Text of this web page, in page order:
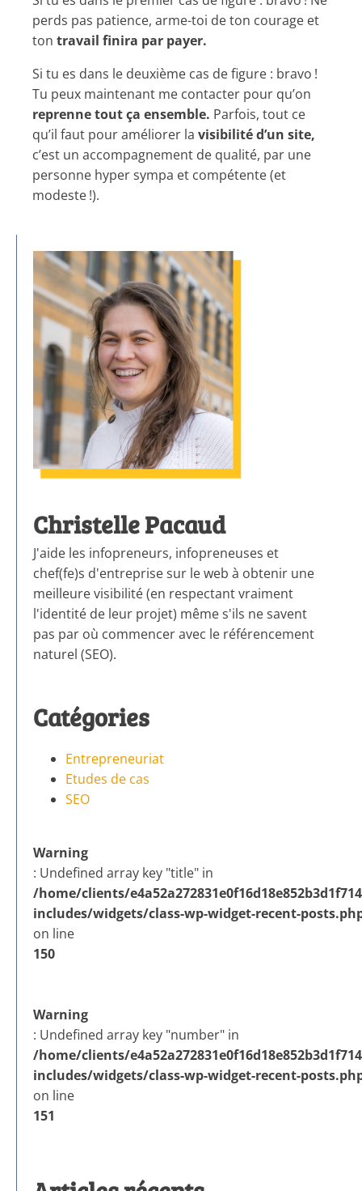
perds pas patience, arme-toi de ton courage et
ton travail finira par payer.
Si tu es dans le deuxième cas de figure : bravo !
Tu peux maintenant me contacter pour qu’on
reprenne tout ça ensemble. Parfois, tout ce
qu’il faut pour améliorer la visibilité d’un site,
c’est un accompagnement de qualité, par une
personne hyper sympa et compétente (et
modeste !).
Christelle Pacaud
J'aide les infopreneurs, infopreneuses et
chef(fe)s d'entreprise sur le web à obtenir une
meilleure visibilité (en respectant vraiment
l'identité de leur projet) même s'ils ne savent
pas par où commencer avec le référencement
naturel (SEO).
Catégories
Entrepreneuriat
Etudes de cas
SEO
Warning
: Undefined array key "title" in
/home/clients/
includes/widgets/class-wp-widget-recent-
on line
150
Warning
: Undefined array key "number" in
/home/clients/
includes/widgets/class-wp-widget-recent-
on line
151